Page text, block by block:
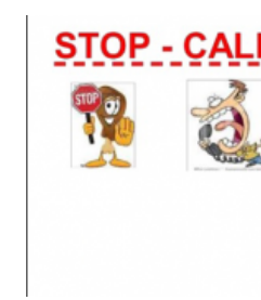
hại về chi phí, mà còn ảnh hưởng